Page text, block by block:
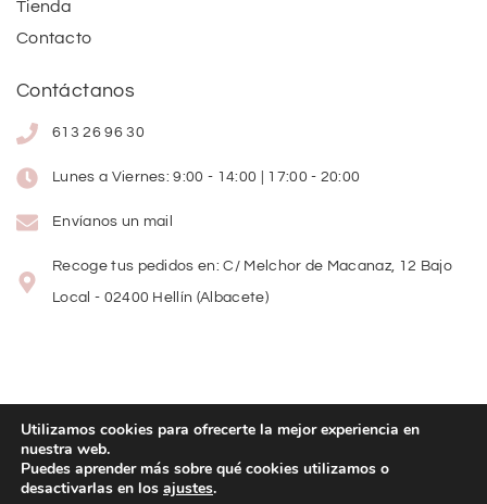
Tienda
Contacto
Contáctanos
613 26 96 30
Lunes a Viernes: 9:00 - 14:00 | 17:00 - 20:00
Envíanos un mail
Recoge tus pedidos en: C/ Melchor de Macanaz, 12 Bajo
Local - 02400 Hellín (Albacete)
Copyright© 2026Lolitas Moda
Diseño web:
Utilizamos cookies para ofrecerte la mejor experiencia en
nuestra web.
Puedes aprender más sobre qué cookies utilizamos o
desactivarlas en los ajustes.